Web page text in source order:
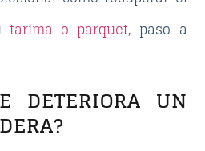
tarima o parquet, paso a
DETERIORA UN